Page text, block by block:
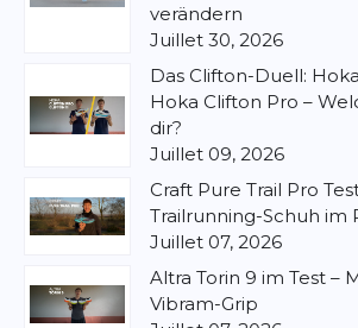
verändern
Juillet 30, 2026
Das Clifton-Duell: Hoka
Hoka Clifton Pro –
dir?
Juillet 09, 2026
Craft Pure Trail Pro
Trailrunning-Schuh im
Juillet 07, 2026
Altra Torin 9 im Test –
Vibram-Grip